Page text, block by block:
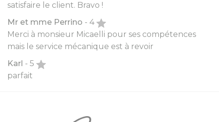
satisfaire le client. Bravo !
Mr et mme Perrino - 4
Merci à monsieur Micaelli pour ses compétences
mais le service mécanique est à revoir
Karl - 5
parfait